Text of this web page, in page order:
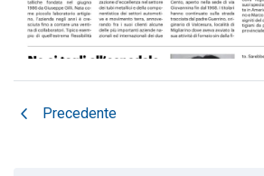
chevron_left Precedente